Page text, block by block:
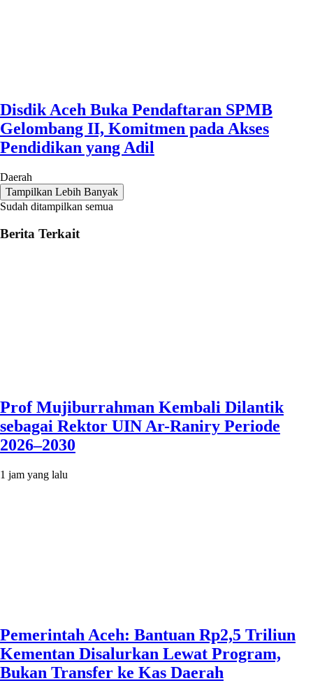
Disdik Aceh Buka Pendaftaran SPMB
Gelombang II, Komitmen pada Akses
Pendidikan yang Adil
Daerah
Tampilkan Lebih Banyak
Sudah ditampilkan semua
Berita Terkait
Prof Mujiburrahman Kembali Dilantik
sebagai Rektor UIN Ar-Raniry Periode
2026–2030
1 jam yang lalu
Pemerintah Aceh: Bantuan Rp2,5 Triliun
Kementan Disalurkan Lewat Program,
Bukan Transfer ke Kas Daerah